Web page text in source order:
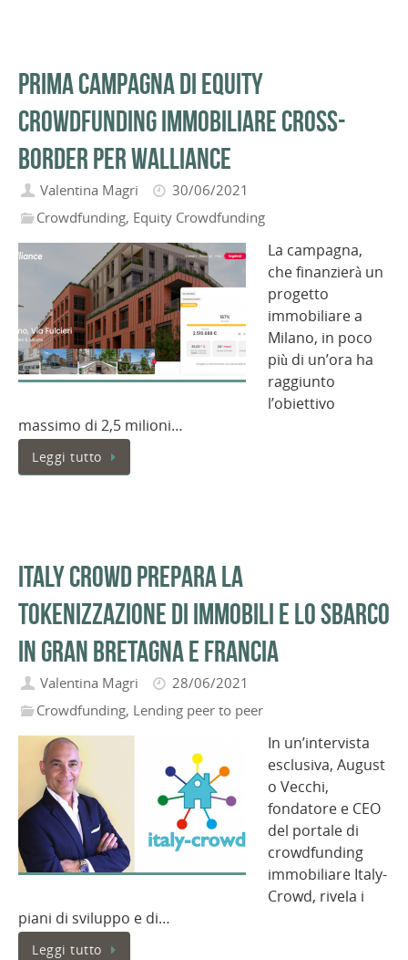
Prima campagna di equity
crowdfunding immobiliare cross-
border per Walliance
Valentina Magri
30/06/2021
Crowdfunding, Equity Crowdfunding
La campagna,
che finanzierà un
progetto
immobiliare a
Milano, in poco
più di un’ora ha
raggiunto
l’obiettivo
massimo di 2,5 milioni…
Leggi tutto
Italy Crowd prepara la
tokenizzazione di immobili e lo sbarco
in Gran Bretagna e Francia
Valentina Magri
28/06/2021
Crowdfunding, Lending peer to peer
In un’intervista
esclusiva, August
o Vecchi,
fondatore e CEO
del portale di
crowdfunding
immobiliare Italy-
Crowd, rivela i
piani di sviluppo e di…
Leggi tutto